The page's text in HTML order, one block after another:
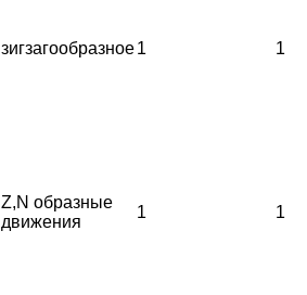
зигзагообразное1 1
Z,N образные
движения
1 1